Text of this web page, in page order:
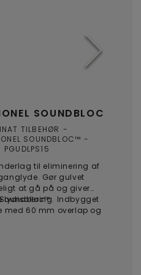
SOUNDBLOC
TILBEHØR
SOUNDBLOC™
PGUDLPS15
til eliminering af
Gør gulvet
at gå på og giver
lydisolering. Indbygget
60 mm overlap og